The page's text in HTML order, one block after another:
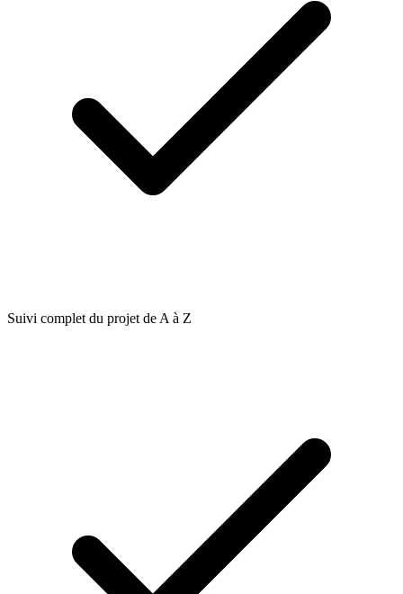
Suivi complet du projet de A à Z